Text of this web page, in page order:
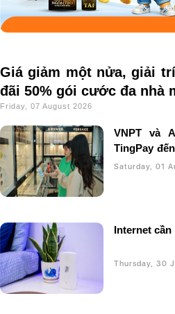
Giá giảm một nửa, giải
đãi 50% gói cước đa nhà
Friday, 07 August 2026
VNPT và
TingPay
Saturday, 01
Internet
Thursday, 30